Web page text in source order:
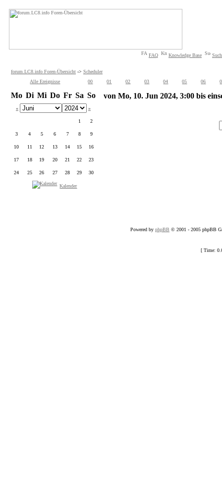
FAQ Knowledge Base
forum.LC8.info Foren-Übersicht -> Scheduler
Alle Ereignisse
00 01 02 03 04 05 06
Mo Di Mi Do Fr Sa So
« »
1 2
3 4 5 6 7 8 9
10 11 12 13 14 15 16
17 18 19 20 21 22 23
24 25 26 27 28 29 30
Kalender
von Mo, 10. Jun 2024, 3:00 bis
Powered by phpBB © 2001 - 2005 phpBB
[ Time: